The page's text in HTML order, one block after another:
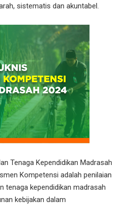
sistematis dan akuntabel.
Tenaga Kependidikan Madrasah
Kompetensi adalah penilaian
tenaga kependidikan madrasah
kebijakan dalam